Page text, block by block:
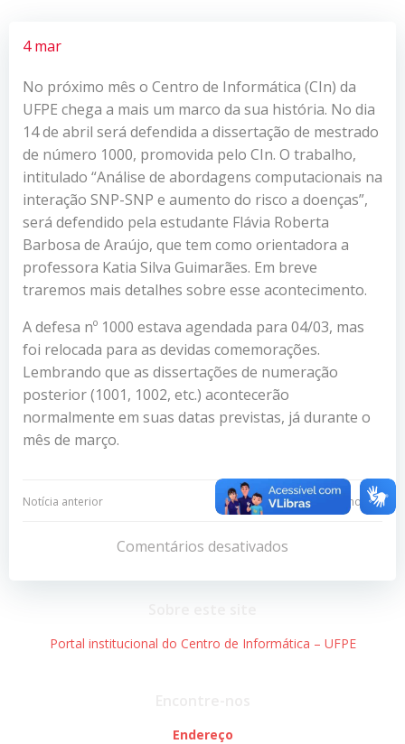
4 mar
No próximo mês o Centro de Informática (CIn) da
UFPE chega a mais um marco da sua história. No dia
14 de abril será defendida a dissertação de mestrado
de número 1000, promovida pelo CIn. O trabalho,
intitulado “Análise de abordagens computacionais na
interação SNP-SNP e aumento do risco a doenças”,
será defendido pela estudante Flávia Roberta
Barbosa de Araújo, que tem como orientadora a
professora Katia Silva Guimarães. Em breve
traremos mais detalhes sobre esse acontecimento.
A defesa nº 1000 estava agendada para 04/03, mas
foi relocada para as devidas comemorações.
Lembrando que as dissertações de numeração
posterior (1001, 1002, etc.) acontecerão
normalmente em suas datas previstas, já durante o
mês de março.
Navegação
Post
Notícia anterior
Navegação
de
Post
Próxima notícia
Comentários desativados
Portal institucional do Centro de Informática – UFPE
Endereço